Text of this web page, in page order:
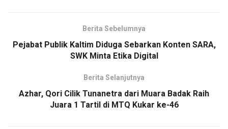
Berita Sebelumnya
Pejabat Publik Kaltim Diduga Sebarkan Konten SARA,
SWK Minta Etika Digital
Berita Selanjutnya
Azhar, Qori Cilik Tunanetra dari Muara Badak Raih
Juara 1 Tartil di MTQ Kukar ke-46